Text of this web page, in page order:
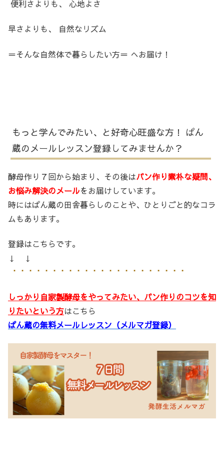
便利さよりも、 心地よさ
早さよりも、 自然なリズム
＝そんな自然体で暮らしたい方＝ へお届け！
もっと学んでみたい、と好奇心旺盛な方！ ぱん
蔵のメールレッスン登録してみませんか？
酵母作り７回から始まり、その後はパン作り素朴な疑問、
お悩み解決のメールをお届けしています。
時にはぱん蔵の田舎暮らしのことや、ひとりごと的なコラ
ムもあります。
登録はこちらです。
↓ ↓
しっかり自家製酵母をやってみたい、パン作りのコツを知
りたいという方はこちら
ぱん蔵の無料メールレッスン（メルマガ登録）